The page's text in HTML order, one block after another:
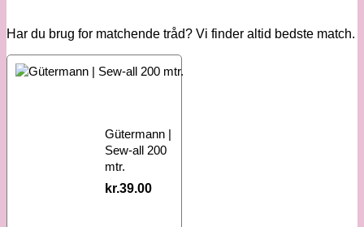
Har du brug for matchende tråd? Vi finder altid bedste match.
Gütermann |
Sew-all 200
mtr.
kr.39.00